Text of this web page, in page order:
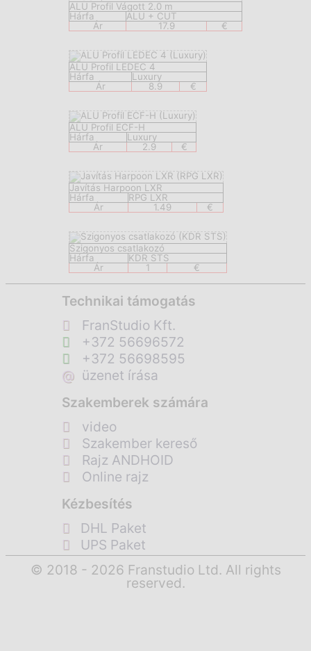
ALU Profil Vágott 2.0 m
Hárfa
ALU + CUT
Ár
17.9 €
ALU Profil LEDEC 4
Hárfa
Luxury
Ár
8.9 €
ALU Profil ECF-H
Hárfa
Luxury
Ár
2.9 €
Javítás Harpoon LXR
Hárfa
RPG LXR
Ár
1.49 €
Szigonyos csatlakozó
Hárfa
KDR STS
Ár
1 €
Technikai támogatás
FranStudio Kft.
+372 56696572
+372 56698595
@ üzenet írása
Szakemberek számára
video
Szakember kereső
Rajz ANDHOID
Online rajz
Kézbesítés
DHL Paket
UPS Paket
© 2018 - 2026 Franstudio Ltd. All rights
reserved.